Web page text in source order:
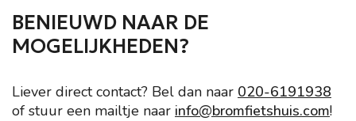
BENIEUWD NAAR DE
MOGELIJKHEDEN?
Liever direct contact? Bel dan naar 020-6191938
of stuur een mailtje naar info@bromfietshuis.com!